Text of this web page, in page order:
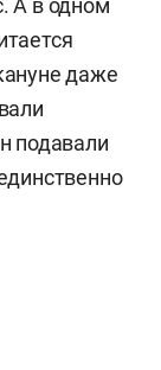
А в одном
даже
подавали